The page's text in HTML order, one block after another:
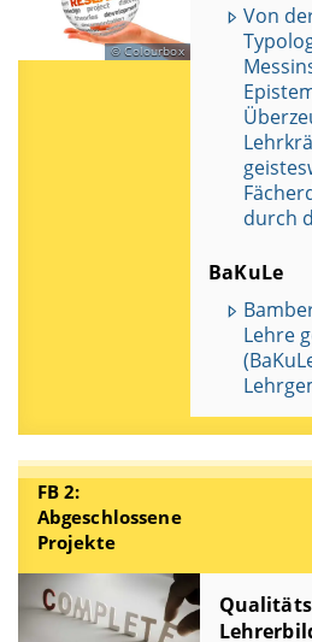
Colourbox
Von
durch
BaKuLe
Lehre
FB 2:
Abgeschlossene
Projekte